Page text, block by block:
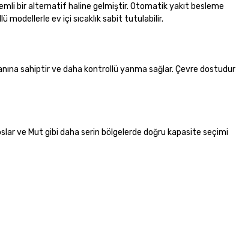
bir alternatif haline gelmiştir. Otomatik yakıt besleme
modellerle ev içi sıcaklık sabit tutulabilir.
sahiptir ve daha kontrollü yanma sağlar. Çevre dostudur
ve Mut gibi daha serin bölgelerde doğru kapasite seçimi